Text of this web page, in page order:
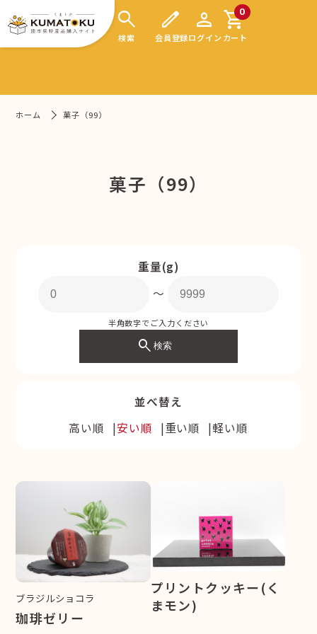
search
検索
edit
会員登録
person
ログイン
0
shopping_cart
カート
ホーム 菓子（99）
菓子（99）
重量(g)
〜
半角数字でご入力ください
search検索
並べ替え
高い順
安い順 重い順 軽い順
ブラジルショコラ
珈琲ゼリー
プリントクッキー(く
まモン)